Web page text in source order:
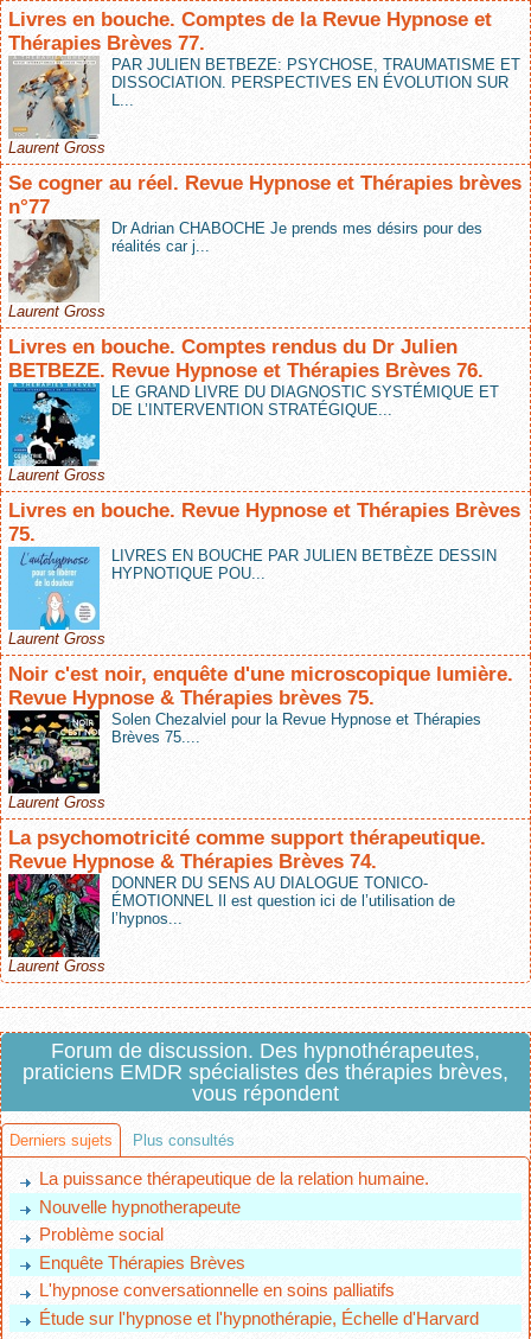
Livres en bouche. Comptes de la Revue Hypnose et
Thérapies Brèves 77.
PAR JULIEN BETBEZE: PSYCHOSE, TRAUMATISME ET
DISSOCIATION. PERSPECTIVES EN ÉVOLUTION SUR
L...
Laurent Gross
Se cogner au réel. Revue Hypnose et Thérapies brèves
n°77
Dr Adrian CHABOCHE Je prends mes désirs pour des
réalités car j...
Laurent Gross
Livres en bouche. Comptes rendus du Dr Julien
BETBEZE. Revue Hypnose et Thérapies Brèves 76.
LE GRAND LIVRE DU DIAGNOSTIC SYSTÉMIQUE ET
DE L’INTERVENTION STRATÉGIQUE...
Laurent Gross
Livres en bouche. Revue Hypnose et Thérapies Brèves
75.
LIVRES EN BOUCHE PAR JULIEN BETBÈZE DESSIN
HYPNOTIQUE POU...
Laurent Gross
Noir c'est noir, enquête d'une microscopique lumière.
Revue Hypnose & Thérapies brèves 75.
Solen Chezalviel pour la Revue Hypnose et Thérapies
Brèves 75....
Laurent Gross
La psychomotricité comme support thérapeutique.
Revue Hypnose & Thérapies Brèves 74.
DONNER DU SENS AU DIALOGUE TONICO-
ÉMOTIONNEL Il est question ici de l’utilisation de
l’hypnos...
Laurent Gross
Forum de discussion. Des hypnothérapeutes,
praticiens EMDR spécialistes des thérapies brèves,
vous répondent
Derniers sujets Plus consultés
La puissance thérapeutique de la relation humaine.
Nouvelle hypnotherapeute
Problème social
Enquête Thérapies Brèves
L'hypnose conversationnelle en soins palliatifs
Étude sur l'hypnose et l'hypnothérapie, Échelle d'Harvard